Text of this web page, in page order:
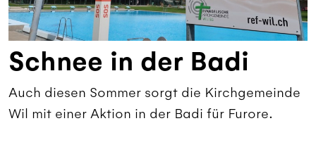
Schnee in der Badi
Auch diesen Sommer sorgt die Kirchgemeinde
Wil mit einer Aktion in der Badi für Furore.